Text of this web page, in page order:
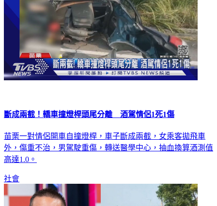
斷成兩截！轎車撞燈桿頭尾分離 酒駕情侶1死1傷
苗栗一對情侶開車自撞燈桿，車子斷成兩截，女乘客拋飛車
外，傷重不治，男駕駛重傷，轉送醫學中心，抽血換算酒測值
高達1.0。
社會